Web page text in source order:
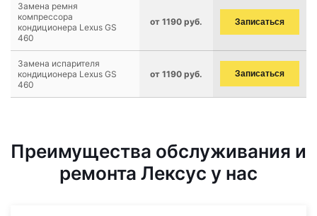
Замена ремня
компрессора
кондиционера Lexus GS
460
от 1190 руб. Записаться
Замена испарителя
кондиционера Lexus GS
460
от 1190 руб. Записаться
Преимущества обслуживания и
ремонта Лексус у нас